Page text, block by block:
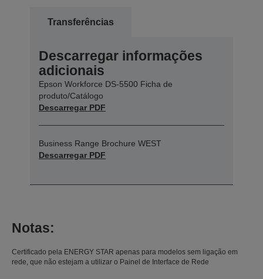
Transferências
Descarregar informações
adicionais
Epson Workforce DS-5500 Ficha de
produto/Catálogo
Descarregar PDF
Business Range Brochure WEST
Descarregar PDF
Notas:
Certificado pela ENERGY STAR apenas para modelos sem ligação em
rede, que não estejam a utilizar o Painel de Interface de Rede